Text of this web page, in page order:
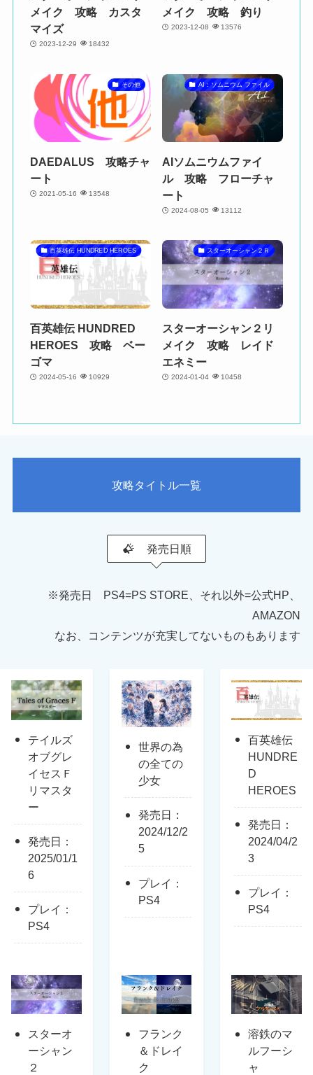
メイク 攻略 カスタ
マイズ
2023-12-29 18432
メイク 攻略 釣り
2023-12-08 13576
その他
DAEDALUS 攻略チャ
ート
2021-05-16 13548
AI：ソムニウム ファイル
AIソムニウムファイ
ル 攻略 フローチャ
ート
2024-08-05 13112
百英雄伝 HUNDRED HEROES
百英雄伝 HUNDRED
HEROES 攻略 ベー
ゴマ
2024-05-16 10929
スターオーシャン２Ｒ
スターオーシャン２リ
メイク 攻略 レイド
エネミー
2024-01-04 10458
攻略タイトル一覧
発売日順
※発売日 PS4=PS STORE、それ以外=公式HP、
AMAZON
なお、コンテンツが充実してないものもあります
テイルズ
オブグレ
イセスＦ
リマスタ
ー
発売日：
2025/01/1
6
プレイ：
PS4
世界の為
の全ての
少女
発売日：
2024/12/2
5
プレイ：
PS4
百英雄伝
HUNDRE
D
HEROES
発売日：
2024/04/2
3
プレイ：
PS4
スターオ
ーシャン
２
フランク
＆ドレイ
ク
溶鉄のマ
ルフーシ
ャ